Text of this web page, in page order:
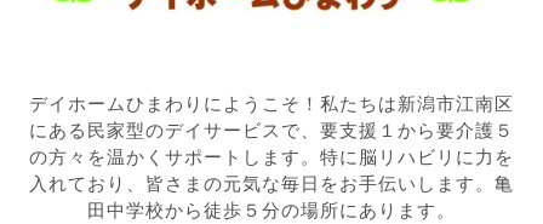
デイホームひまわりにようこそ！私たちは新潟市江南区
にある民家型のデイサービスで、要支援１から要介護５
の方々を温かくサポートします。特に脳リハビリに力を
入れており、皆さまの元気な毎日をお手伝いします。亀
田中学校から徒歩５分の場所にあります。